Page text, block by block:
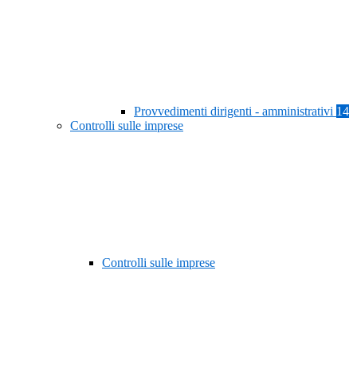
Provvedimenti dirigenti - amministrativi 14
Controlli sulle imprese
Controlli sulle imprese